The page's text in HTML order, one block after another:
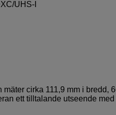
UHS-I
cirka 111,9 mm i bredd,
ett tilltalande utseende